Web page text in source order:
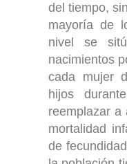
del tiempo,
mayoría de
nivel se
nacimientos
cada mujer
hijos
reemplazar a
mortalidad
de